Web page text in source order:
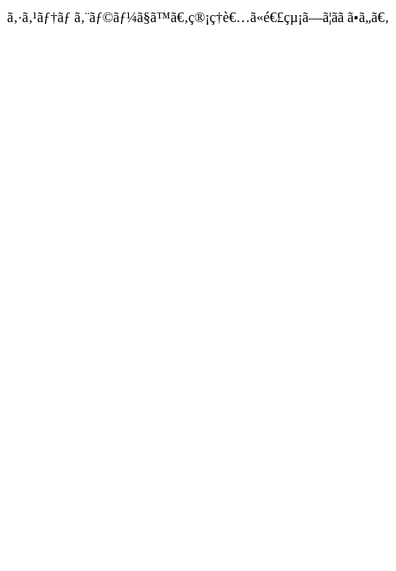
ã‚·ã‚¹ãƒ†ãƒ ã‚¨ãƒ©ãƒ¼ã§ã™ã€‚ç®¡ç†è€…ã«é€£çµ¡ã—ã¦ãã ã•ã„ã€‚